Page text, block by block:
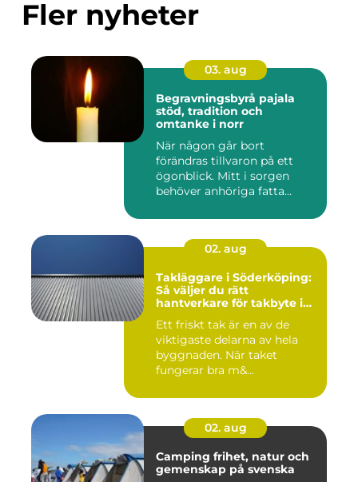
Fler nyheter
03. aug
Begravningsbyrå pajala
stöd, tradition och
omtanke i norr
När någon går bort
förändras tillvaron på ett
ögonblick. Mitt i sorgen
behöver anhöriga fatta
02. aug
Takläggare i Söderköping:
Så väljer du rätt
hantverkare för takbyte i
Ett friskt tak är en av de
viktigaste delarna av hela
byggnaden. När taket
fungerar bra m&...
02. aug
Camping frihet, natur och
gemenskap på svenska